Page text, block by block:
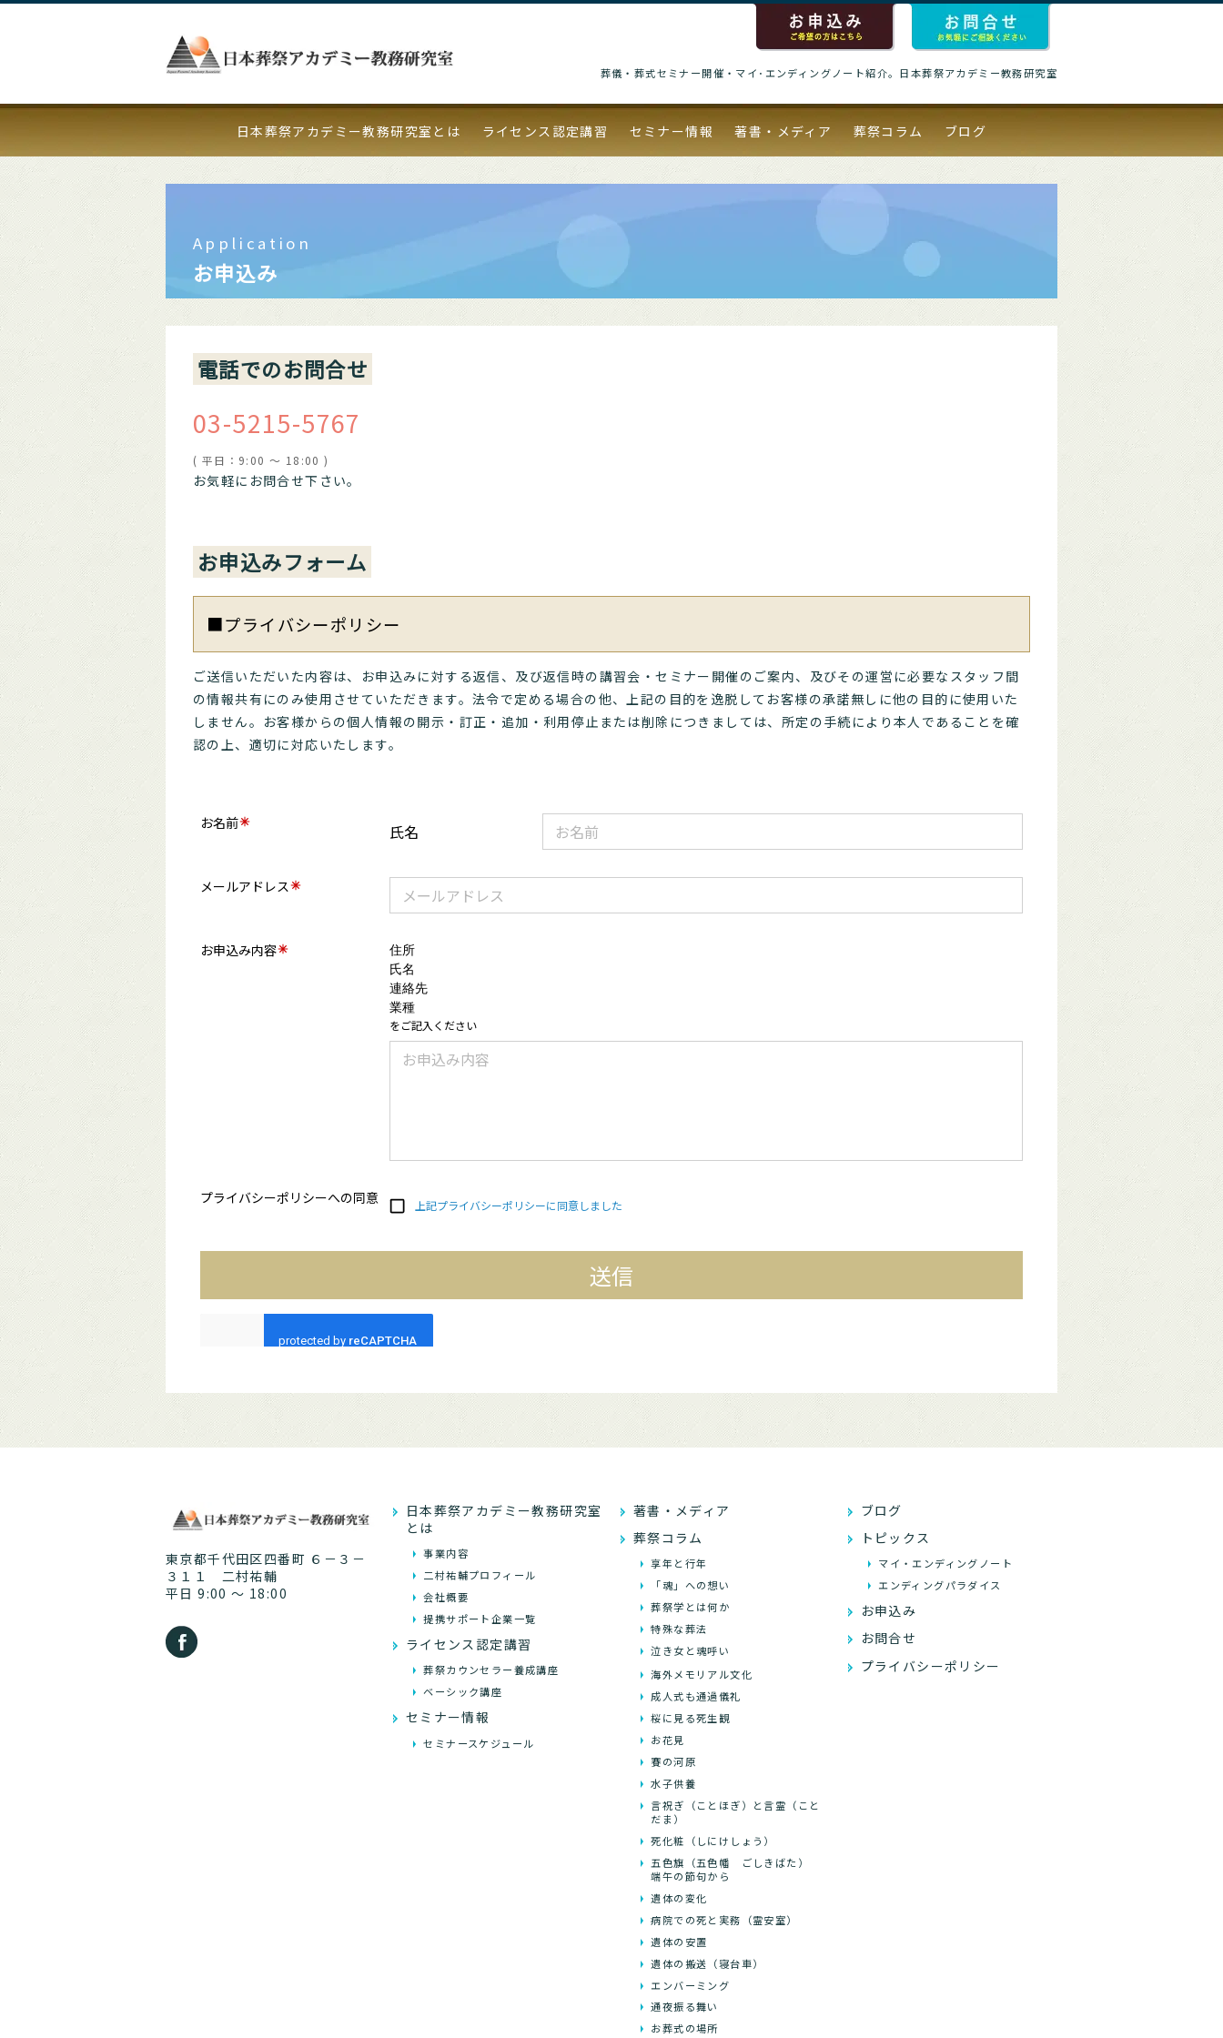
葬儀・葬式セミナー開催・マイ･エンディングノート紹介。日本葬祭アカデミー教務研究室
日本葬祭アカデミー教務研究室とは ライセンス認定講習 セミナー情報 著書・メディア 葬祭コラム ブログ
Application
お申込み
電話でのお問合せ
03-5215-5767
( 平日：9:00 ～ 18:00 )
お気軽にお問合せ下さい。
お申込みフォーム
■プライバシーポリシー
ご送信いただいた内容は、お申込みに対する返信、及び返信時の講習会・セミナー開催のご案内、及びその運営に必要なスタッフ間
の情報共有にのみ使用させていただきます。法令で定める場合の他、上記の目的を逸脱してお客様の承諾無しに他の目的に使用いた
しません。お客様からの個人情報の開示・訂正・追加・利用停止または削除につきましては、所定の手続により本人であることを確
認の上、適切に対応いたします。
東京都千代田区四番町 ６－３－
３１１ 二村祐輔
平日 9:00 ～ 18:00
日本葬祭アカデミー教務研究室
とは
事業内容
二村祐輔プロフィール
会社概要
提携サポート企業一覧
ライセンス認定講習
葬祭カウンセラー養成講座
ベーシック講座
セミナー情報
セミナースケジュール
著書・メディア
葬祭コラム
享年と行年
「魂」への想い
葬祭学とは何か
特殊な葬法
泣き女と魂呼い
海外メモリアル文化
成人式も通過儀礼
桜に見る死生観
お花見
賽の河原
水子供養
言祝ぎ（ことほぎ）と言霊（こと
だま）
死化粧（しにけしょう）
五色旗（五色幡 ごしきばた）
端午の節句から
遺体の変化
病院での死と実務（霊安室）
遺体の安置
遺体の搬送（寝台車）
エンバーミング
通夜振る舞い
お葬式の場所
ブログ
トピックス
マイ・エンディングノート
エンディングパラダイス
お申込み
お問合せ
プライバシーポリシー